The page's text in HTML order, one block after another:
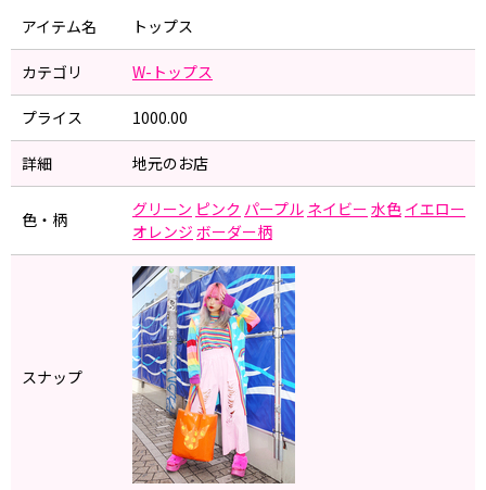
アイテム名 トップス
カテゴリ W-トップス
プライス 1000.00
詳細 地元のお店
色・柄 グリーン ピンク パープル ネイビー 水色 イエロー
オレンジ ボーダー柄
スナップ